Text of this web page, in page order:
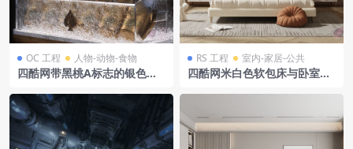
OC 工程 人物-动物-食物
四酷网带黑桃A标志的银色盒
RS 工程 室内-家居-公共
四酷网米白色软包床与卧室床